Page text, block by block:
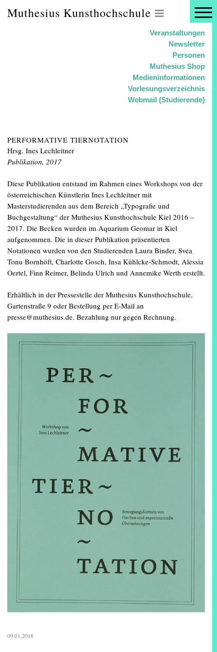
Muthesius Kunsthochschule
Veranstaltungen
Newsletter
Personen
Muthesius Shop
Medieninformationen
Vorlesungsverzeichnis
Webmail (Studierende)
PERFORMATIVE TIERNOTATION
Hrsg. Ines Lechleitner
Publikation, 2017
Diese Publikation entstand im Rahmen eines Workshops von der
österreichischen Künstlerin Ines Lechleitner mit
Masterstudierenden aus dem Bereich „Typografie und
Buchgestaltung“ der Muthesius Kunsthochschule Kiel 2016 –
2017. Die Becken wurden im Aquarium Geomar in Kiel
aufgenommen. Die in dieser Publikation präsentierten
Notationen wurden von den Studierenden Laura Binder, Svea
Tonu Bornhöft, Charlotte Gosch, Insa Kühlcke-Schmodt, Alessia
Oertel, Finn Reimer, Belinda Ulrich und Annemike Werth erstellt.
Erhältlich in der Pressestelle der Muthesius Kunsthochschule,
Gartenstraße 9 oder Bestellung per E-Mail an
presse@muthesius.de. Bezahlung nur gegen Rechnung.
09.01.2018